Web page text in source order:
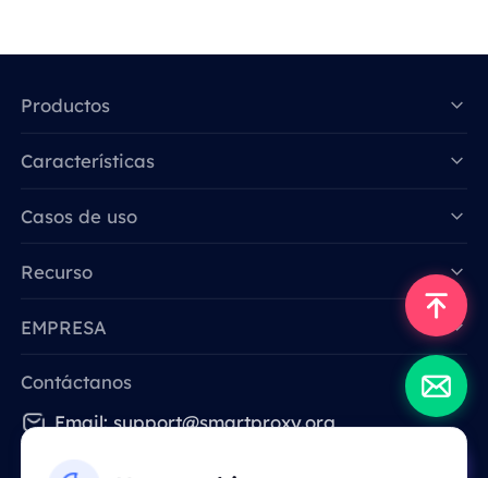
Productos
Características
Casos de uso
Recurso
EMPRESA
Contáctanos
Email: support@smartproxy.org